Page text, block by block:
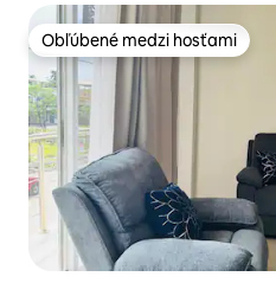
Obľúbené medzi hosťami
Obľúbené medzi hosťami